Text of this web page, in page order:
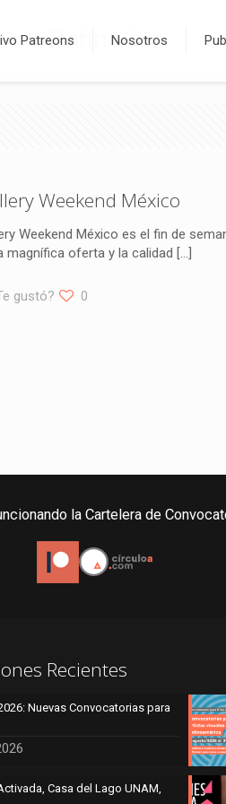
Patreons Nosotros
Dahn Vō
Weekend México
Weekend México es el fin de
magnífica oferta y la calidad […]
gustó? 0
la Cartelera de
Recientes
Nuevas Convocatorias para
Casa del Lago UNAM,